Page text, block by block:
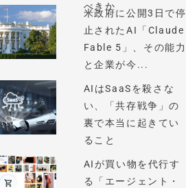
べきか
米政府に公開3日で停
止されたAI「Claude
Fable 5」、その能力
と企業が今...
AIはSaaSを殺さな
い、「共存戦争」の
裏で本当に起きてい
ること
AIが買い物を代行す
る「エージェント・